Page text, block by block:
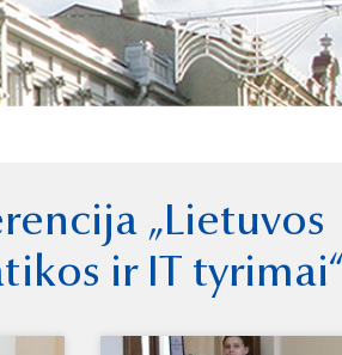
„Lietuvos
ir IT tyrimai“